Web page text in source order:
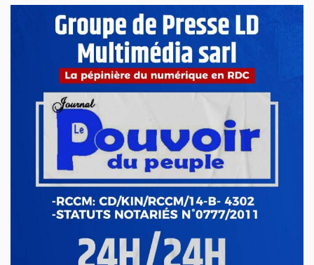
La 8e édition du concours littéraire « Prix Zamenga » a été
officiellement lancée ce mercredi 13 mai à Kinshasa, à
Mai 13, 2026
Nord-Kivu : le député Crispin Mbindule dans le
collimateur de l’ANR
Le député national Crispin Mbindule, également président du
conseil d’administration du Cadastre minier, fait l’objet d’un...
Mai 13, 2026